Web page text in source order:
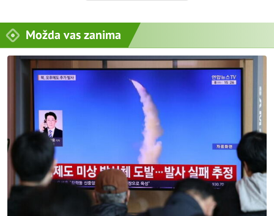
Možda vas zanima